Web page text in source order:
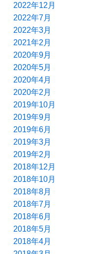
2022年12月
2022年7月
2022年3月
2021年2月
2020年9月
2020年5月
2020年4月
2020年2月
2019年10月
2019年9月
2019年6月
2019年3月
2019年2月
2018年12月
2018年10月
2018年8月
2018年7月
2018年6月
2018年5月
2018年4月